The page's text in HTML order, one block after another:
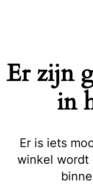
Er zijn
in
Er is iets
winkel wordt